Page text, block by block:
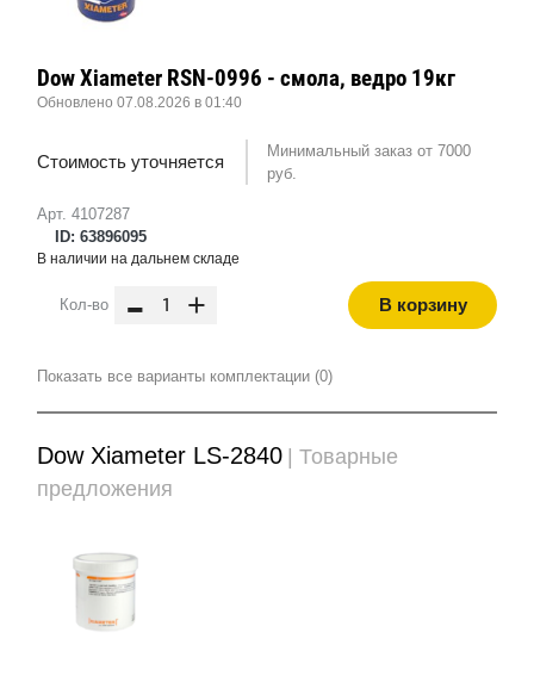
Арт. 4107287
ID: 63896095
Dow Xiameter RSN-0996 - смола, ведро 19кг
Обновлено 07.08.2026 в 01:40
Стоимость уточняется
Минимальный заказ от 7000
руб.
В наличии на дальнем складе
Кол-во - + В корзину
Показать все варианты комплектации (0)
Dow Xiameter LS-2840
| Товарные
предложения